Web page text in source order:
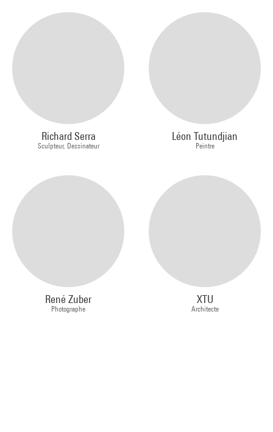
Richard Serra
Sculpteur, Dessinateur
Léon Tutundjian
Peintre
René Zuber
Photographe
XTU
Architecte